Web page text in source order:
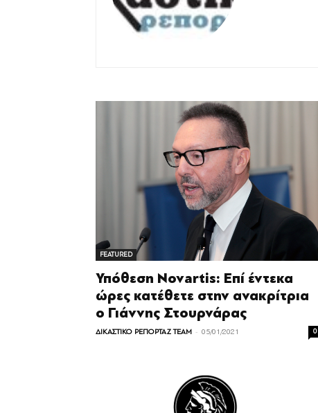
FEATURED
Υπόθεση Novartis: Επί έντεκα
ώρες κατέθετε στην ανακρίτρια
ο Γιάννης Στουρνάρας
ΔΙΚΑΣΤΙΚΟ ΡΕΠΟΡΤΑΖ TEAM - 05/01/2021 0